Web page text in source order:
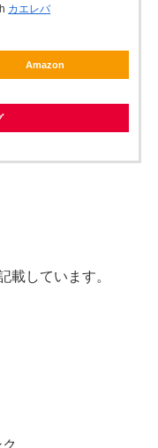
カエレバ
Amazon
載しています。